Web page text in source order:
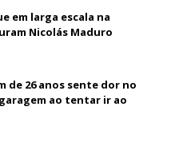
em larga escala na
Nicolás Maduro
de 26 anos sente dor no
ao tentar ir ao